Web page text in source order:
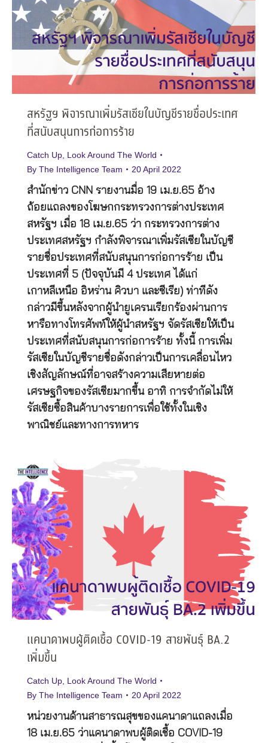
สหรัฐฯ พิจารณาเพิ่มรัสเซียในบัญชีรายชื่อประเทศ
ที่สนับสนุนการก่อการร้าย
Catch Up, Look Around The World
By The Intelligence Team 20 April 2022
สำนักข่าว CNN รายงานมื่อ 19 เม.ย.65 อ้าง
ถ้อยแถลงของโฆษกกระทรวงการต่างประเทศ
สหรัฐฯ เมื่อ 18 เม.ย.65 ว่า กระทรวงการต่าง
ประเทศสหรัฐฯ กำลังพิจารณาเพิ่มรัสเซียในบัญชี
รายชื่อประเทศที่สนับสนุนการก่อการร้าย เป็น
ประเทศที่ 5 (ปัจจุบันมี 4 ประเทศ ได้แก่
เกาหลีเหนือ อิหร่าน คิวบา และซีเรีย) ท่าทีดัง
กล่าวมีขึ้นหลังจากผู้นำยูเครนเรียกร้องผ่านการ
หารือทางโทรศัพท์ให้ผู้นำสหรัฐฯ จัดรัสเซียให้เป็น
ประเทศที่สนับสนุนการก่อการร้าย ทั้งนี้ การเพิ่ม
รัสเซียในบัญชีรายชื่อดังกล่าวเป็นการเคลื่อนไหว
เชิงสัญลักษณ์ที่อาจสร้างความเสียหายต่อ
เศรษฐกิจของรัสเซียมากขึ้น อาทิ การจำกัดไม่ให้
รัสเซียซื้อสินค้าบางรายการเพื่อใช้ทั้งในเชิง
พาณิชย์และทางการทหาร
แคนาดาพบผู้ติดเชื้อ COVID-19 สายพันธุ์ BA.2
เพิ่มขึ้น
Catch Up, Look Around The World
By The Intelligence Team 20 April 2022
หน่วยงานด้านสาธารณสุขของแคนาดาแถลงเมื่อ
18 เม.ย.65 ว่าแคนาดาพบผู้ติดเชื้อ COVID-19